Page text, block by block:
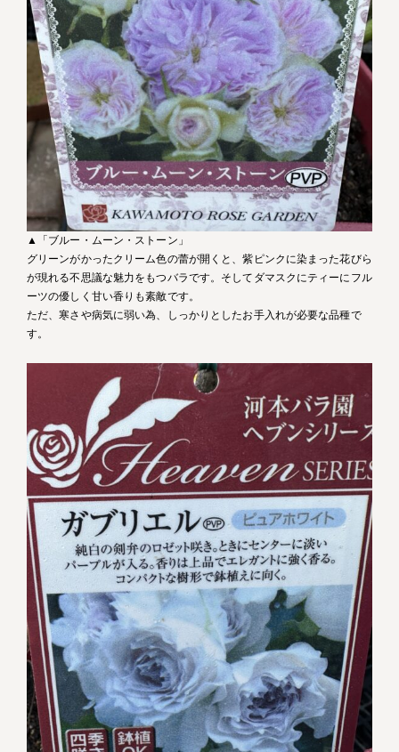
▲「ブルー・ムーン・ストーン」
グリーンがかったクリーム色の蕾が開くと、紫ピンクに染まった花びら
が現れる不思議な魅力をもつバラです。そしてダマスクにティーにフル
ーツの優しく甘い香りも素敵です。
ただ、寒さや病気に弱い為、しっかりとしたお手入れが必要な品種で
す。